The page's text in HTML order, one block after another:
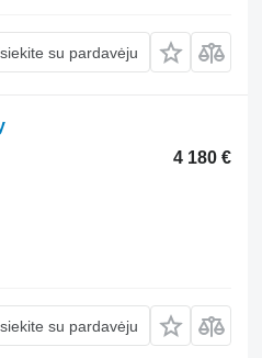
su pardavėju
4 180 €
su pardavėju